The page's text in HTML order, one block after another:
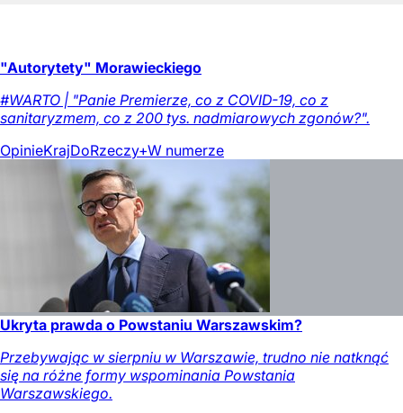
"Autorytety" Morawieckiego
#WARTO | "Panie Premierze, co z COVID-19, co z
sanitaryzmem, co z 200 tys. nadmiarowych zgonów?".
OpinieKrajDoRzeczy+W numerze
Ukryta prawda o Powstaniu Warszawskim?
Przebywając w sierpniu w Warszawie, trudno nie natknąć
się na różne formy wspominania Powstania
Warszawskiego.